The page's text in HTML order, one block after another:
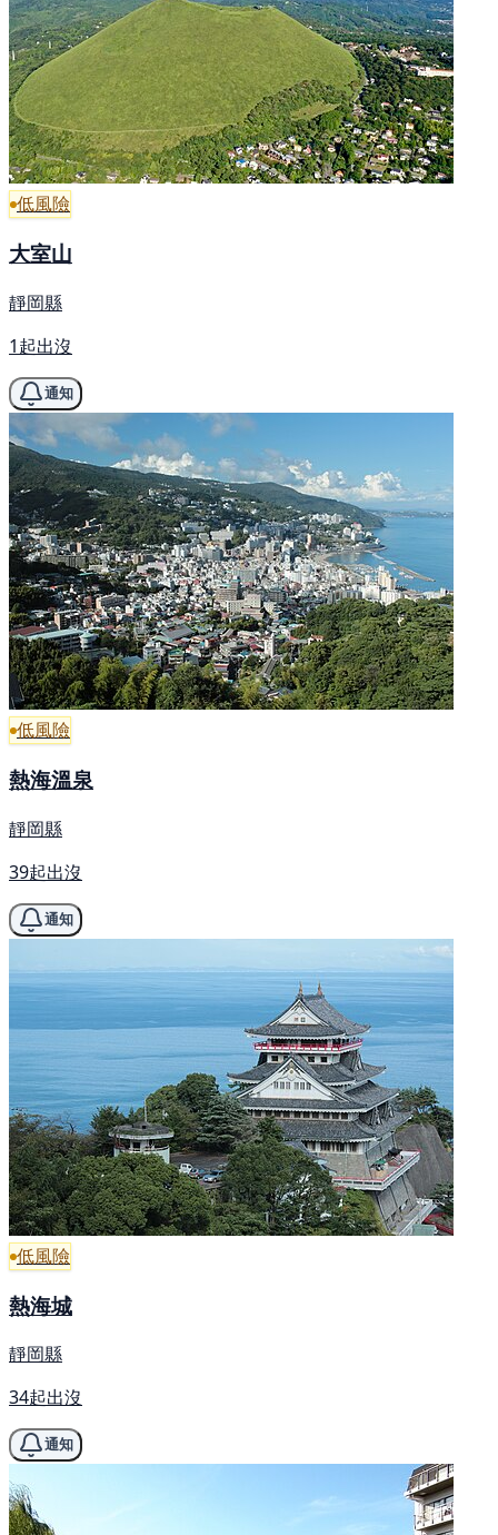
低風險
大室山
靜岡縣
1起出沒
通知
低風險
熱海溫泉
靜岡縣
39起出沒
通知
低風險
熱海城
靜岡縣
34起出沒
通知